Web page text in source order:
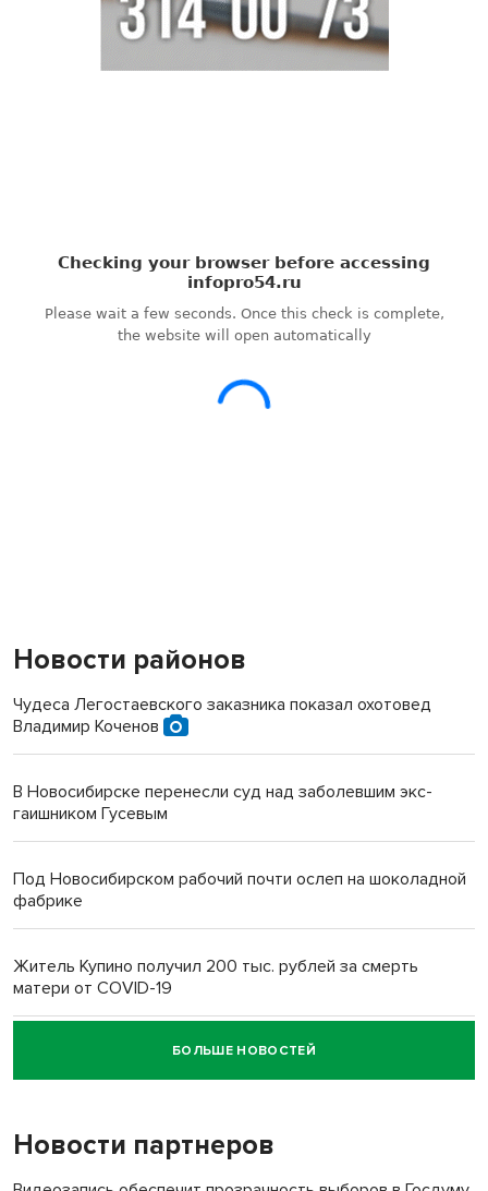
Новости районов
Чудеса Легостаевского заказника показал охотовед
Владимир Коченов
В Новосибирске перенесли суд над заболевшим экс-
гаишником Гусевым
Под Новосибирском рабочий почти ослеп на шоколадной
фабрике
Житель Купино получил 200 тыс. рублей за смерть
матери от COVID-19
Новосибирский суд наказал водителя за смерть
пенсионерки на вокзале
«Мы живём на пастбище!»: в новосибирском селе лошади
терроризируют жителей
БОЛЬШЕ НОВОСТЕЙ
Новости партнеров